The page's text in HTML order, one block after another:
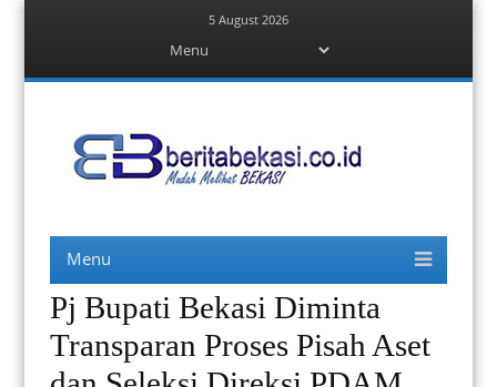
5 August 2026
content
Berita Bekasi
Menu
content
Pj Bupati Bekasi Diminta
Transparan Proses Pisah Aset